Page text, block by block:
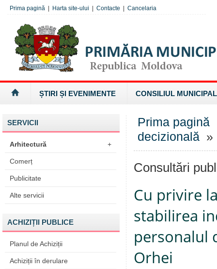
Prima pagină Harta site-ului Contacte Cancelaria
ȘTIRI ȘI EVENIMENTE CONSILIUL MUNICIPAL
SERVICII
Arhitectură +
Comerț
Publicitate
Alte servicii
ACHIZIȚII PUBLICE
Planul de Achiziții
Achiziții în derulare
Prima pagină
decizională »
Consultări
Cu privire
stabilirea
personalul
Orhei